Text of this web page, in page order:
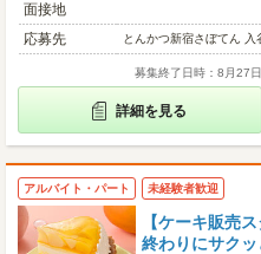
面接地
応募先
とんかつ新宿さぼてん 入
募集終了日時：8月27日
詳細を見る
アルバイト・パート 未経験者歓迎
【ケーキ販売
終わりにサク